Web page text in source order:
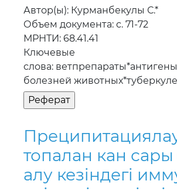
Автор(ы): Курманбекулы С.*
Объем документа: с. 71-72
МРНТИ: 68.41.41
Ключевые
слова:
болезней
топалан кан
алу кезiндегi